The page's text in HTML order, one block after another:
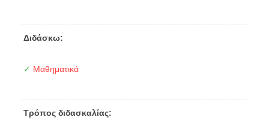
Διδάσκω:
✓ Μαθηματικά
Τρόπος διδασκαλίας: